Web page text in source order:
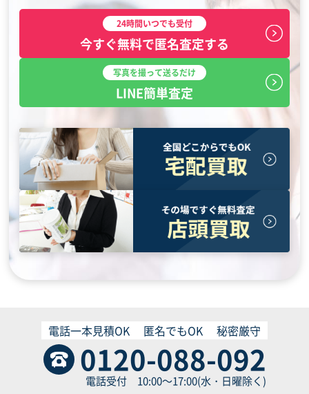
24時間いつでも受付
今すぐ無料で匿名査定する
写真を撮って送るだけ
LINE簡単査定
0120-088-092
電話受付 10:00～17:00(水・日曜除く)
電話一本見積OK 匿名でもOK 秘密厳守